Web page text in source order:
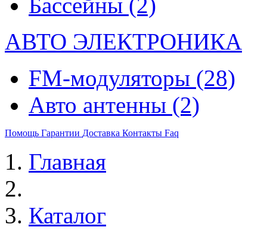
АВТО ЭЛЕКТРОНИКА
FM-модуляторы (28)
Авто антенны (2)
Помощь Гарантии Доставка Контакты Faq
Главная
Каталог